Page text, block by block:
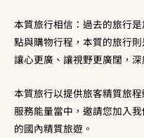
本質旅行相信：過去的旅行
點與購物行程，本質的旅行
讓心更廣、讓視野更廣闊，
本質旅行以提供旅客精質旅
服務能量當中，邀請您加入
的國內精質旅遊。